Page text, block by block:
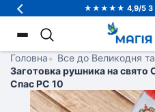
★★★★★ 4,9/5 З
Головна• Все до Великодня
Заготовка рушника на свято
Спас РС 10